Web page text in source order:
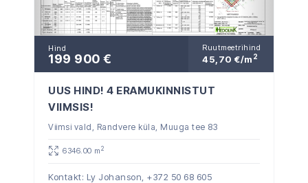
Hind
199 900 €
Ruutmeetrihind
45,70 €/m 2
UUS HIND! 4 ERAMUKINNISTUT
VIIMSIS!
Viimsi vald, Randvere küla, Muuga tee 83
6346.00 m 2
Kontakt: Ly Johanson, +372 50 68 605